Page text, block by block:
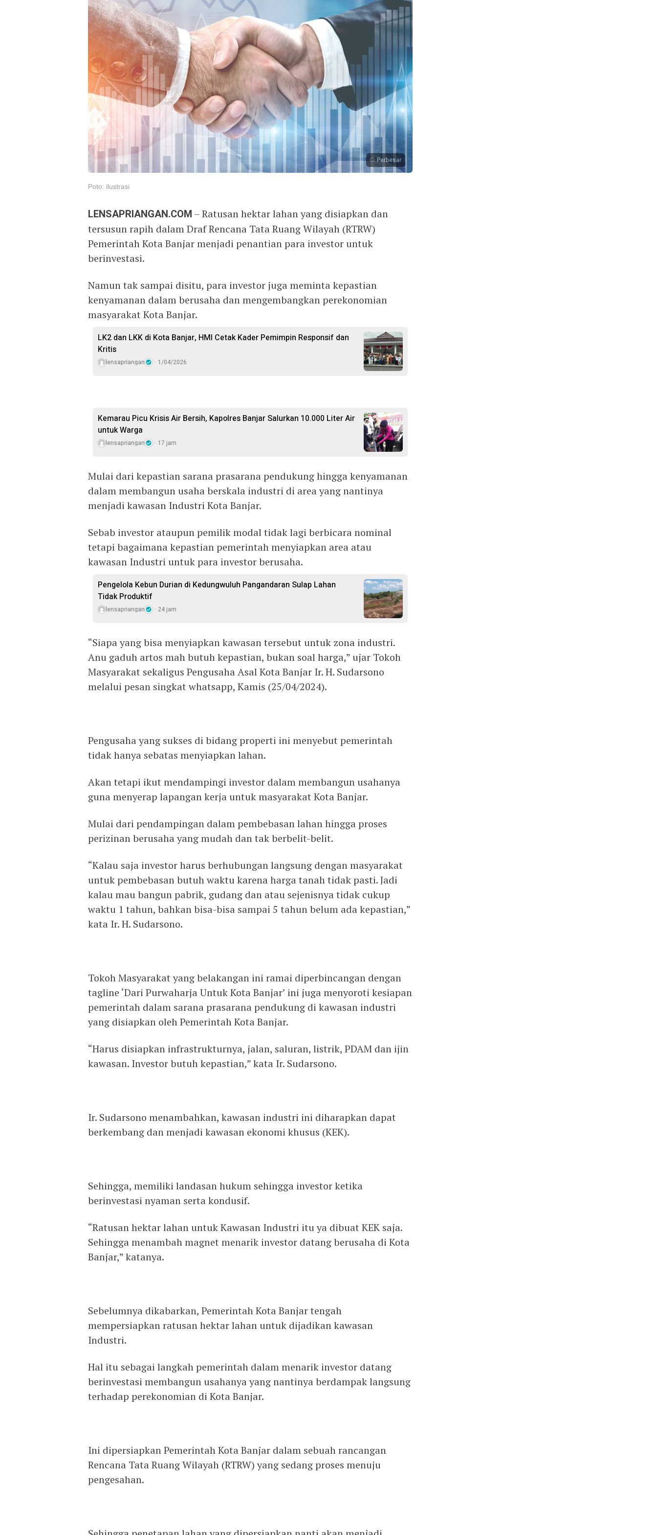
Perbesar
Poto: ilustrasi
LENSAPRIANGAN.COM – Ratusan hektar lahan yang disiapkan dan
tersusun rapih dalam Draf Rencana Tata Ruang Wilayah (RTRW)
Pemerintah Kota Banjar menjadi penantian para investor untuk
berinvestasi.
Namun tak sampai disitu, para investor juga meminta kepastian
kenyamanan dalam berusaha dan mengembangkan perekonomian
masyarakat Kota Banjar.
LK2 dan LKK di Kota Banjar, HMI Cetak Kader Pemimpin Responsif dan
Kritis
lensapriangan 1/04/2026
Kemarau Picu Krisis Air Bersih, Kapolres Banjar Salurkan 10.000 Liter Air
untuk Warga
lensapriangan 17 jam
Mulai dari kepastian sarana prasarana pendukung hingga kenyamanan
dalam membangun usaha berskala industri di area yang nantinya
menjadi kawasan Industri Kota Banjar.
Sebab investor ataupun pemilik modal tidak lagi berbicara nominal
tetapi bagaimana kepastian pemerintah menyiapkan area atau
kawasan Industri untuk para investor berusaha.
Pengelola Kebun Durian di Kedungwuluh Pangandaran Sulap Lahan
Tidak Produktif ‎
lensapriangan 24 jam
“Siapa yang bisa menyiapkan kawasan tersebut untuk zona industri.
Anu gaduh artos mah butuh kepastian, bukan soal harga,” ujar Tokoh
Masyarakat sekaligus Pengusaha Asal Kota Banjar Ir. H. Sudarsono
melalui pesan singkat whatsapp, Kamis (25/04/2024).
Pengusaha yang sukses di bidang properti ini menyebut pemerintah
tidak hanya sebatas menyiapkan lahan.
Akan tetapi ikut mendampingi investor dalam membangun usahanya
guna menyerap lapangan kerja untuk masyarakat Kota Banjar.
Mulai dari pendampingan dalam pembebasan lahan hingga proses
perizinan berusaha yang mudah dan tak berbelit-belit.
“Kalau saja investor harus berhubungan langsung dengan masyarakat
untuk pembebasan butuh waktu karena harga tanah tidak pasti. Jadi
kalau mau bangun pabrik, gudang dan atau sejenisnya tidak cukup
waktu 1 tahun, bahkan bisa-bisa sampai 5 tahun belum ada kepastian,”
kata Ir. H. Sudarsono.
Tokoh Masyarakat yang belakangan ini ramai diperbincangan dengan
tagline ‘Dari Purwaharja Untuk Kota Banjar’ ini juga menyoroti kesiapan
pemerintah dalam sarana prasarana pendukung di kawasan industri
yang disiapkan oleh Pemerintah Kota Banjar.
“Harus disiapkan infrastrukturnya, jalan, saluran, listrik, PDAM dan ijin
kawasan. Investor butuh kepastian,” kata Ir. Sudarsono.
Ir. Sudarsono menambahkan, kawasan industri ini diharapkan dapat
berkembang dan menjadi kawasan ekonomi khusus (KEK).
Sehingga, memiliki landasan hukum sehingga investor ketika
berinvestasi nyaman serta kondusif.
“Ratusan hektar lahan untuk Kawasan Industri itu ya dibuat KEK saja.
Sehingga menambah magnet menarik investor datang berusaha di Kota
Banjar,” katanya.
Sebelumnya dikabarkan, Pemerintah Kota Banjar tengah
mempersiapkan ratusan hektar lahan untuk dijadikan kawasan
Industri.
Hal itu sebagai langkah pemerintah dalam menarik investor datang
berinvestasi membangun usahanya yang nantinya berdampak langsung
terhadap perekonomian di Kota Banjar.
Ini dipersiapkan Pemerintah Kota Banjar dalam sebuah rancangan
Rencana Tata Ruang Wilayah (RTRW) yang sedang proses menuju
pengesahan.